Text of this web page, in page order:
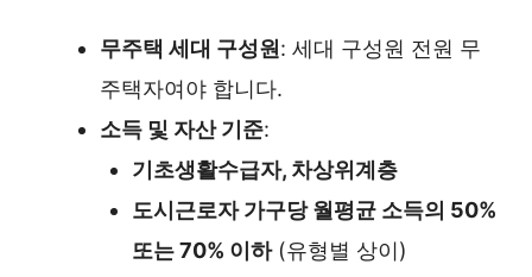
무주택 세대 구성원 : 세대 구성원 전원 무
주택자여야 합니다.
소득 및 자산 기준:
기초생활수급자, 차상위계층
도시근로자 가구당 월평균 소득의 50%
또는 70% 이하(유형별 상이)